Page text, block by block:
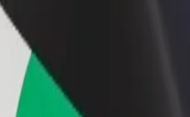
Añadir un restaurante o tienda
Llega a más clientes y maximiza tus
ganancias